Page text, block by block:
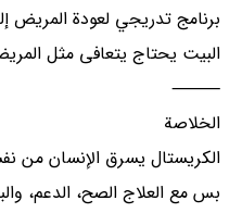
برنامج تدريجي لعودة المريض
البيت يحتاج يتعافى مثل
⸻
الخلاصة
الكريستال يسرق الإنسان
بس مع العلاج الصح، الدعم،